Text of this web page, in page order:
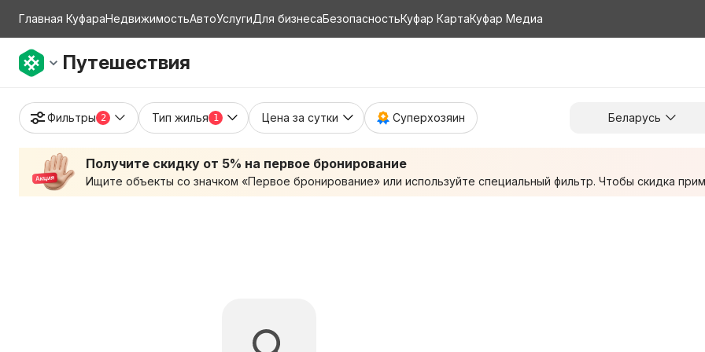
Главная КуфараНедвижимостьАвтоУслугиДля бизнесаБезопасностьКуфар КартаКуфар Медиа
Путешествия
Фильтры 2 Тип жилья 1 Цена за сутки Суперхозяин Беларусь
Получите скидку от 5% на первое бронирование
Ищите объекты со значком «Первое бронирование» или используйте специальный фильтр. Чтобы скидка